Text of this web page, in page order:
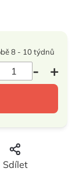
Sdílet
8 - 10 týdnů